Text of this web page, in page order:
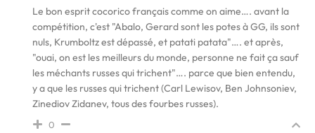
Le bon esprit cocorico français comme on aime…. avant la
compétition, c'est "Abalo, Gerard sont les potes à GG, ils sont
nuls, Krumboltz est dépassé, et patati patata"…. et après,
"ouai, on est les meilleurs du monde, personne ne fait ça sauf
les méchants russes qui trichent"…. parce que bien entendu,
y a que les russes qui trichent (Carl Lewisov, Ben Johnsoniev,
Zinediov Zidanev, tous des fourbes russes).
0